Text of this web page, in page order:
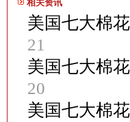
相关资讯
美国七大棉
21
美国七大棉
20
美国七大棉